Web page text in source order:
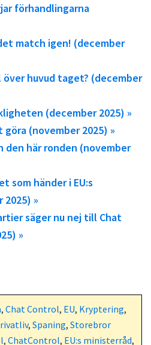
förhandlingarna
match igen! (december
över huvud taget? (december
(december 2025) »
(november 2025) »
den här ronden (november
som händer i EU:s
2025) »
säger nu nej till Chat
»
, Chat Control, EU, Kryptering,
, Spaning, Storebror
, ChatControl, EU:s ministerråd,